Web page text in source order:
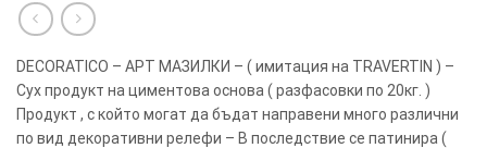
DECORATICO – АРТ МАЗИЛКИ – ( имитация на TRAVERTIN ) –
Сух продукт на циментова основа ( разфасовки по 20кг. )
Продукт , с който могат да бъдат направени много различни
по вид декоративни релефи – В последствие се патинира (
ИНФОРМАЦИЯ
МОЖЕТЕ
ДА
НАМЕРИТЕ
ТУК.